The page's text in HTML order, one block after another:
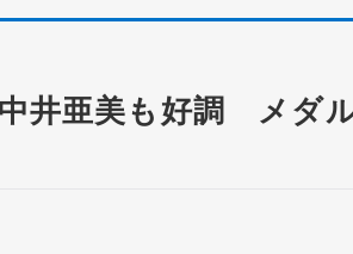
井亜美も好調 メダ